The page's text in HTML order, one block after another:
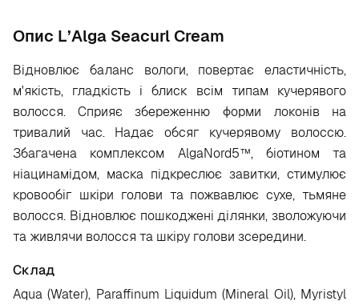
Опис L’Alga Seacurl Cream
Відновлює баланс вологи, повертає еластичність,
м'якість, гладкість і блиск всім типам кучерявого
волосся. Сприяє збереженню форми локонів на
тривалий час. Надає обсяг кучерявому волоссю.
Збагачена комплексом AlgaNord5™, біотином та
ніацинамідом, маска підкреслює завитки, стимулює
кровообіг шкіри голови та пожвавлює сухе, тьмяне
волосся. Відновлює пошкоджені ділянки, зволожуючи
та живлячи волосся та шкіру голови зсередини.
Склад
Aqua (Water), Paraffinum Liquidum (Mineral Oil), Myristyl